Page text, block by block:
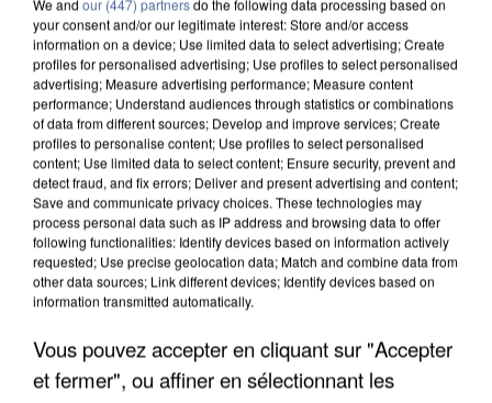
L’UN DES FONDATEURS SUPPOSÉS DE LA DZ
MAFIA INTERPELLÉ EN ALGÉRIE
your consent and/or our legitimate interest: Store and/or access
information on a device; Use limited data to select advertising; Create
profiles for personalised advertising; Use profiles to select personalised
advertising; Measure advertising performance; Measure content
performance; Understand audiences through statistics or combinations
of data from different sources; Develop and improve services; Create
profiles to personalise content; Use profiles to select personalised
content; Use limited data to select content; Ensure security, prevent and
detect fraud, and fix errors; Deliver and present advertising and content;
Save and communicate privacy choices. These technologies may
process personal data such as IP address and browsing data to offer
following functionalities: Identify devices based on information actively
requested; Use precise geolocation data; Match and combine data from
other data sources; Link different devices; Identify devices based on
information transmitted automatically.
Vous pouvez accepter en cliquant sur "Accepter
et fermer", ou affiner en sélectionnant les